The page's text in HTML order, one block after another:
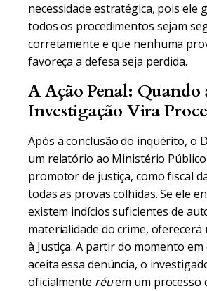
necessidade estratégica, pois ele
todos os procedimentos sejam
corretamente e que nenhuma
favoreça a defesa seja perdida.
A Ação Penal: Quando
Investigação Vira
Após a conclusão do inquérito, o
um relatório ao Ministério Público
promotor de justiça, como fiscal
todas as provas colhidas. Se ele
existem indícios suficientes de
materialidade do crime,
à Justiça. A partir do momento em
aceita essa denúncia, o
oficialmente réuem um processo